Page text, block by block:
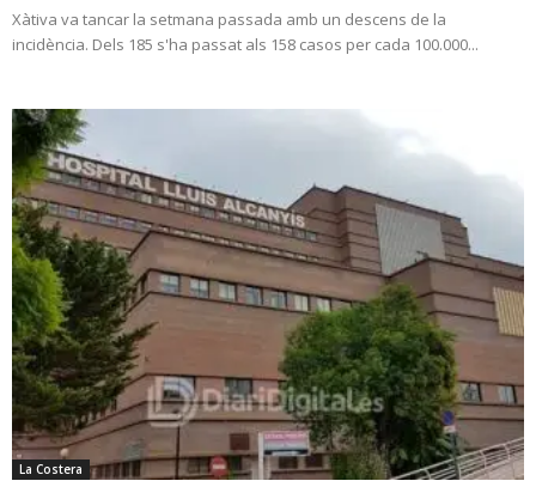
Xàtiva va tancar la setmana passada amb un descens de la
incidència. Dels 185 s'ha passat als 158 casos per cada 100.000...
La Costera